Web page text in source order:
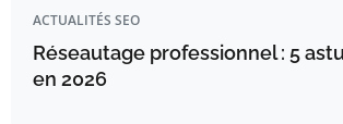
ACTUALITÉS SEO
Réseautage professionnel : 5
en 2026